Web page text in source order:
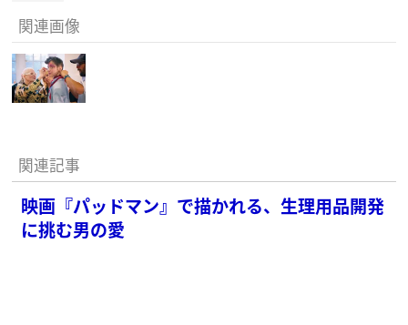
関連画像
関連記事
映画『パッドマン』で描かれる、生理用品開発
に挑む男の愛